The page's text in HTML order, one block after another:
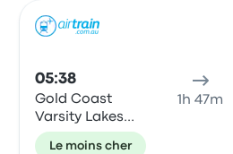
05:38
Gold Coast
Varsity Lakes
Train Station
1h 47m
Le moins cher